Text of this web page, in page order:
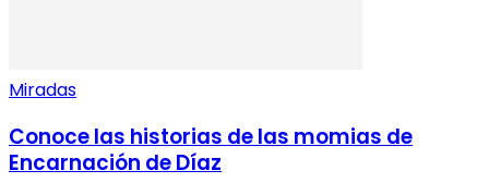
Miradas
Conoce las historias de las momias de
Encarnación de Díaz